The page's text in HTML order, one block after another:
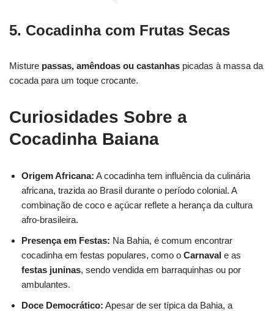
5. Cocadinha com Frutas Secas
Misture passas, amêndoas ou castanhas picadas à massa da
cocada para um toque crocante.
Curiosidades Sobre a
Cocadinha Baiana
Origem Africana: A cocadinha tem influência da culinária
africana, trazida ao Brasil durante o período colonial. A
combinação de coco e açúcar reflete a herança da cultura
afro-brasileira.
Presença em Festas: Na Bahia, é comum encontrar
cocadinha em festas populares, como o Carnaval e as
festas juninas, sendo vendida em barraquinhas ou por
ambulantes.
Doce Democrático: Apesar de ser típica da Bahia, a